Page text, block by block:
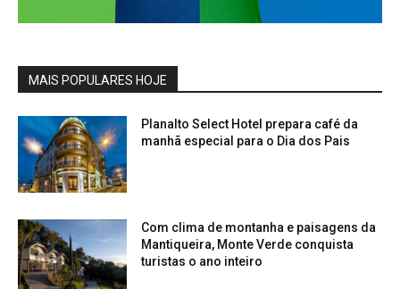
MAIS POPULARES HOJE
Planalto Select Hotel prepara café da
manhã especial para o Dia dos Pais
Com clima de montanha e paisagens da
Mantiqueira, Monte Verde conquista
turistas o ano inteiro